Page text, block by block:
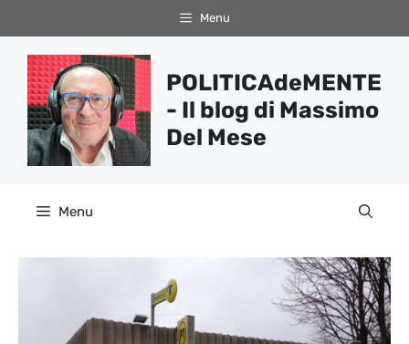
al
contenuto
Menu
POLITICAdeMENTE
- Il blog di Massimo
Del Mese
Menu